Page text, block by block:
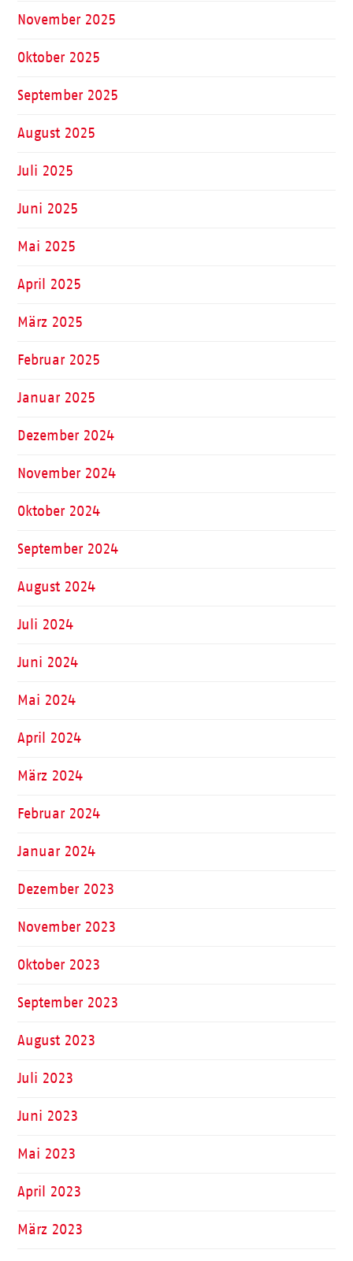
November 2025
Oktober 2025
September 2025
August 2025
Juli 2025
Juni 2025
Mai 2025
April 2025
März 2025
Februar 2025
Januar 2025
Dezember 2024
November 2024
Oktober 2024
September 2024
August 2024
Juli 2024
Juni 2024
Mai 2024
April 2024
März 2024
Februar 2024
Januar 2024
Dezember 2023
November 2023
Oktober 2023
September 2023
August 2023
Juli 2023
Juni 2023
Mai 2023
April 2023
März 2023